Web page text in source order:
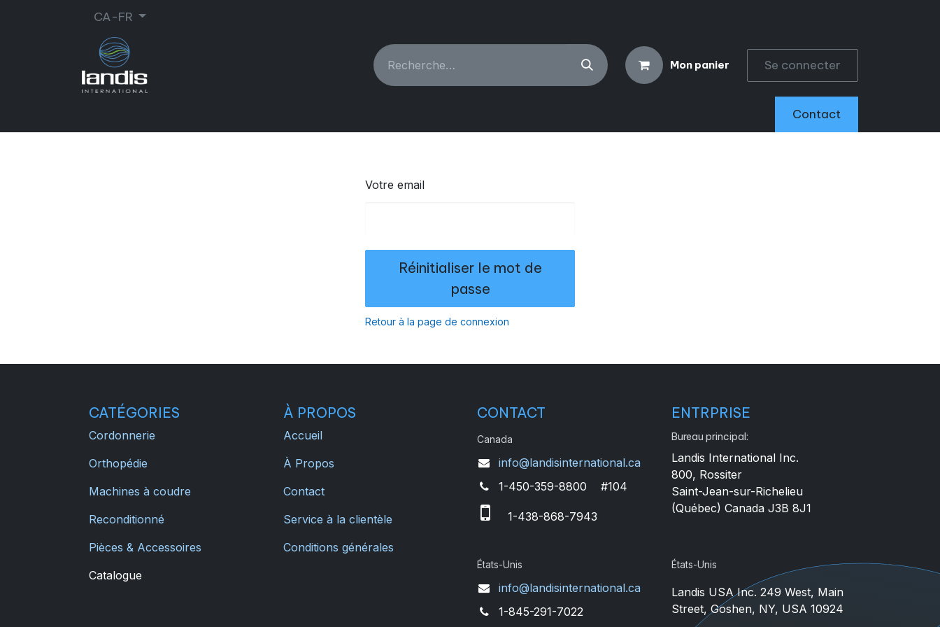
CA-FR
Mon panier Se connecter
Contact
Votre email
Réinitialiser le mot de
passe
Retour à la page de connexion
ENTRPRISE
Bureau principal:
Landis International Inc.
800, Rossiter
Saint-Jean-sur-Richelieu
(Québec) Canada J3B 8J1
États-Unis
Landis USA Inc. 249 West, Main
Street, Goshen, NY, USA 10924
CONTACT
Canada
info@landisinternational.ca
1-450-359-8800 #104
1-438-868-7943
États-Unis
info@landisinternational.ca
1-845-291-7022
À PROPOS
Accueil
À Propos
Contact
Service à la clientèle
Conditions générales
CATÉGORIES
Cordonnerie
Orthopédie
Machines à coudre
Reconditionné
Pièces & Accessoires
Catalogue